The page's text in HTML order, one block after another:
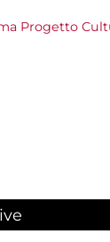
Progetto